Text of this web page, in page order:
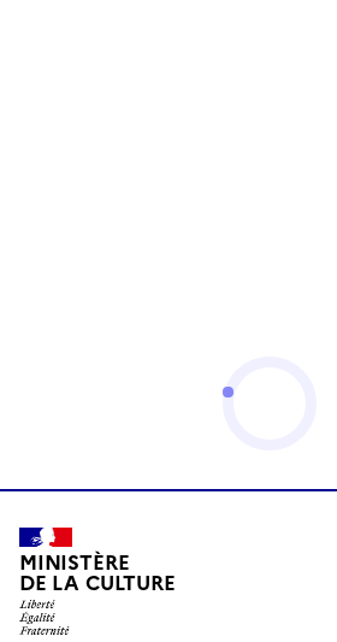
MINISTÈRE
DE LA CULTURE